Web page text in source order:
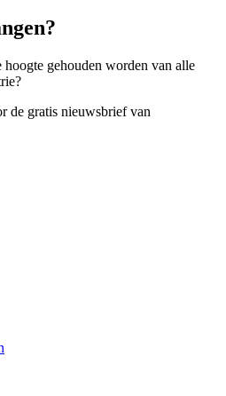
gehouden worden van alle
de gratis nieuwsbrief van